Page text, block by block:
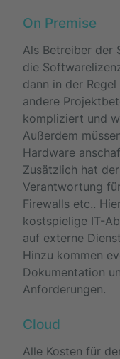
On Premise
Als Betreiber der
die
dann in der
andere
kompliziert und
Außerdem
Hardware
Zusätzlich hat
Verantwortung
Firewalls etc..
kostspielige IT-
auf externe
Hinzu kommen
Dokumentation
Anforderungen.
Cloud
Alle Kosten für